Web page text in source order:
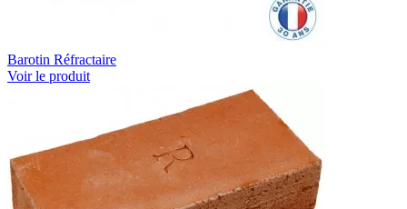
Barotin Réfractaire
Voir le produit